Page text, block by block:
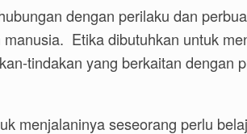
dengan perilaku dan
Etika dibutuhkan untuk
tindakan yang berkaitan dengan
menjalaninya seseorang perlu